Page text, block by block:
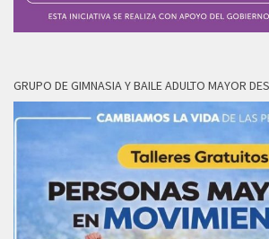
GRUPO DE GIMNASIA Y BAILE ADULTO MAYOR